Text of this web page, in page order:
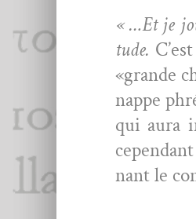
« …Et je
tude.
«grande
nappe
qui aura
nant le